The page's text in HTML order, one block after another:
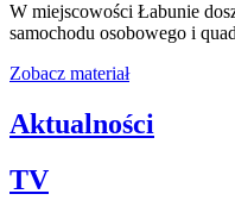
W miejscowości Łabunie
samochodu osobowego i
Zobacz materiał
Aktualności
TV